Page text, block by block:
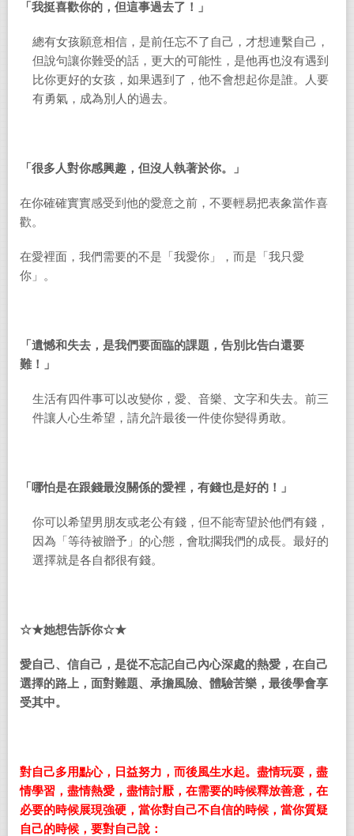
「我挺喜歡你的，但這事過去了！」
總有女孩願意相信，是前任忘不了自己，才想連繫自己，
但說句讓你難受的話，更大的可能性，是他再也沒有遇到
比你更好的女孩，如果遇到了，他不會想起你是誰。人要
有勇氣，成為別人的過去。
「很多人對你感興趣，但沒人執著於你。」
在你確確實實感受到他的愛意之前，不要輕易把表象當作喜
歡。
在愛裡面，我們需要的不是 「我愛你」，而是「我只愛
你」。
「遺憾和失去，是我們要面臨的課題，告別比告白還要
難！」
生活有四件事可以改變你，愛、音樂、文字和失去。前三
件讓人心生希望，請允許最後一件使你變得勇敢。
「哪怕是在跟錢最沒關係的愛裡，有錢也是好的！」
你可以希望男朋友或老公有錢，但不能寄望於他們有錢，
因為「等待被贈予」的心態，會耽擱我們的成長。最好的
選擇就是各自都很有錢。
☆★她想告訴你☆★
愛自己、信自己，是從不忘記自己內心深處的熱愛，在自己
選擇的路上，面對難題、承擔風險、體驗苦樂，最後學會享
受其中。
對自己多用點心，日益努力，而後風生水起。盡情玩耍，盡
情學習，盡情熱愛，盡情討厭，在需要的時候釋放善意，在
必要的時候展現強硬，當你對自己不自信的時候，當你質疑
自己的時候，要對自己說：